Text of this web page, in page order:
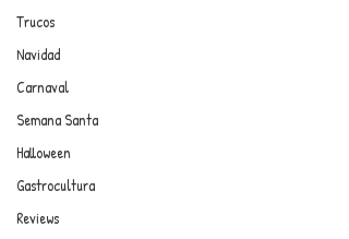
Trucos
Navidad
Carnaval
Semana Santa
Halloween
Gastrocultura
Reviews